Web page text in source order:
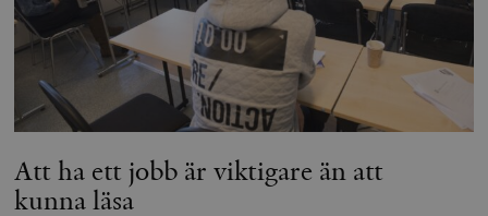
Att ha ett jobb är viktigare än att
kunna läsa